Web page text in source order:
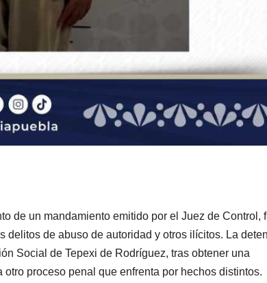
de un mandamiento emitido por el Juez de Control,
de abuso de autoridad y otros ilícitos. La
Social de Tepexi de Rodríguez, tras obtener una
proceso penal que enfrenta por hechos distintos.
tradicional
que conquista
a los visitantes
04/08/2026 VERÓNICA
ANDRADE CRUZ
México
30/07/2026
ANDRADE